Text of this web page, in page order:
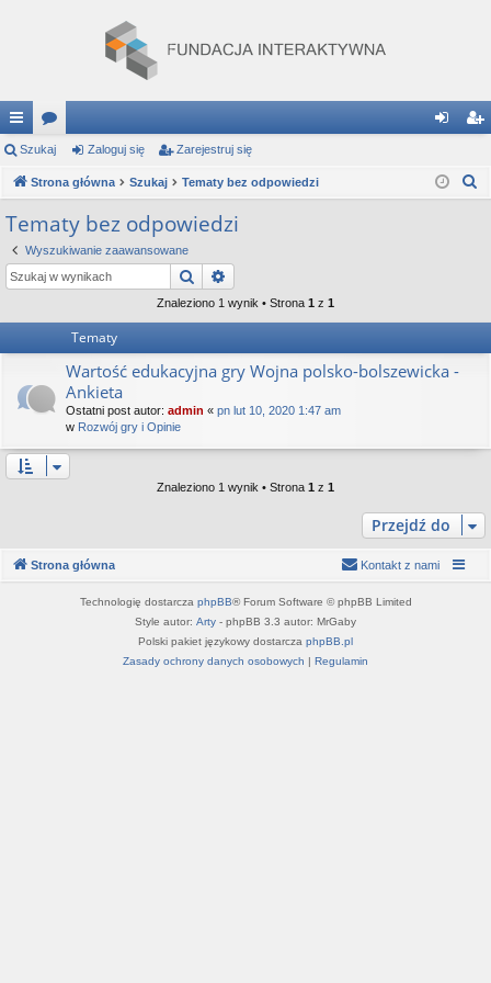
ię
ce
j
…
or
a og ej
Szukaj Zaloguj się Zarejestruj się
Strona główna Szukaj Tematy bez odpowiedzi
Tematy bez odpowiedzi
Wyszukiwanie zaawansowane
Szukaj
Znaleziono 1 wynik • Strona 1 z 1
Tematy
Wartość edukacyjna gry Wojna polsko-bolszewicka -
Ankieta
Ostatni post autor: admin « pn lut 10, 2020 1:47 am
w Rozwój gry i Opinie
Znaleziono 1 wynik • Strona 1 z 1
Przejdź do
Strona główna Kontakt z nami
Technologię dostarcza phpBB® Forum Software © phpBB Limited
Style autor: Arty - phpBB 3.3 autor: MrGaby
Polski pakiet językowy dostarcza phpBB.pl
Zasady ochrony danych osobowych | Regulamin